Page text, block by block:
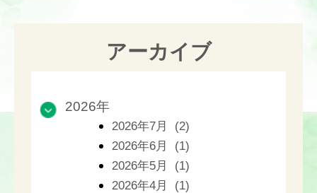
アーカイブ
2026年
2026年7月 (2)
2026年6月 (1)
2026年5月 (1)
2026年4月 (1)